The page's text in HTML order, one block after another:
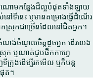
ោមកន្លែងដ៏ល្អបំផុតទាំងឡាយ
ៅទីនេះ ឬមានគម្រោងធ្វើដំណើរ
កស្រុកជាច្រើនដែលនៅជិតអ្នក។
ចំណង់ចំណូលចិត្តដូចអ្នក ដើរលេង
រុក ឬណាត់ជួបផឹកកាហ្វេ
ក្រុងដើម្បីរកមើល ឬក៏បន្ត
ផុត។